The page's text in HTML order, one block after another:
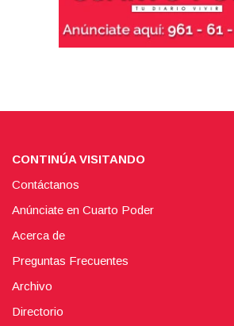
CONTINÚA VISITANDO
Contáctanos
Anúnciate en Cuarto Poder
Acerca de
Preguntas Frecuentes
Archivo
Directorio